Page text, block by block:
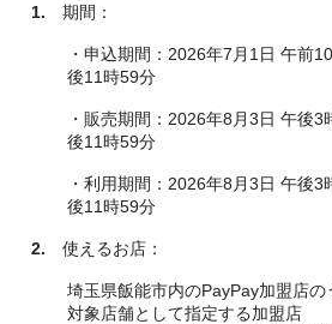
1. 期間：
・申込期間：2026年7月1日 午前
後11時59分
・販売期間：2026年8月3日 午後
後11時59分
・利用期間：2026年8月3日 午後
後11時59分
2. 使えるお店：
埼玉県飯能市内のPayPay加盟店
対象店舗として指定する加盟店